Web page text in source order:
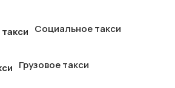
Социальное такси
Грузовое такси